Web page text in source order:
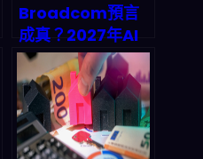
Broadcom預言
成真？2027年AI
芯片市場破千億美
元，中小企業API
成本恐迎來暴漲時
代